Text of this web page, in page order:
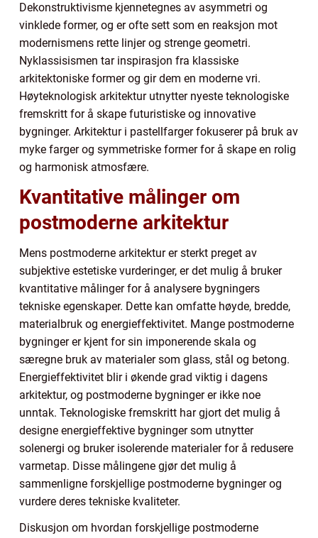
Dekonstruktivisme kjennetegnes av asymmetri og
vinklede former, og er ofte sett som en reaksjon mot
modernismens rette linjer og strenge geometri.
Nyklassisismen tar inspirasjon fra klassiske
arkitektoniske former og gir dem en moderne vri.
Høyteknologisk arkitektur utnytter nyeste teknologiske
fremskritt for å skape futuristiske og innovative
bygninger. Arkitektur i pastellfarger fokuserer på bruk av
myke farger og symmetriske former for å skape en rolig
og harmonisk atmosfære.
Kvantitative målinger om
postmoderne arkitektur
Mens postmoderne arkitektur er sterkt preget av
subjektive estetiske vurderinger, er det mulig å bruker
kvantitative målinger for å analysere bygningers
tekniske egenskaper. Dette kan omfatte høyde, bredde,
materialbruk og energieffektivitet. Mange postmoderne
bygninger er kjent for sin imponerende skala og
særegne bruk av materialer som glass, stål og betong.
Energieffektivitet blir i økende grad viktig i dagens
arkitektur, og postmoderne bygninger er ikke noe
unntak. Teknologiske fremskritt har gjort det mulig å
designe energieffektive bygninger som utnytter
solenergi og bruker isolerende materialer for å redusere
varmetap. Disse målingene gjør det mulig å
sammenligne forskjellige postmoderne bygninger og
vurdere deres tekniske kvaliteter.
Diskusjon om hvordan forskjellige postmoderne